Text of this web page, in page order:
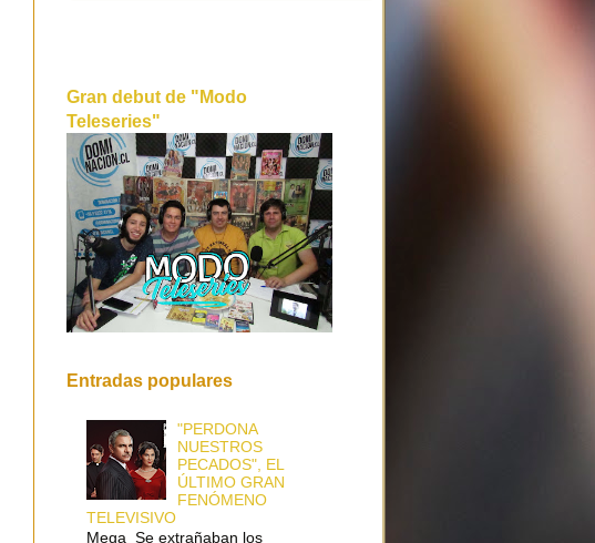
Gran debut de "Modo
Teleseries"
Entradas populares
"PERDONA
NUESTROS
PECADOS", EL
ÚLTIMO GRAN
FENÓMENO
TELEVISIVO
Mega Se extrañaban los